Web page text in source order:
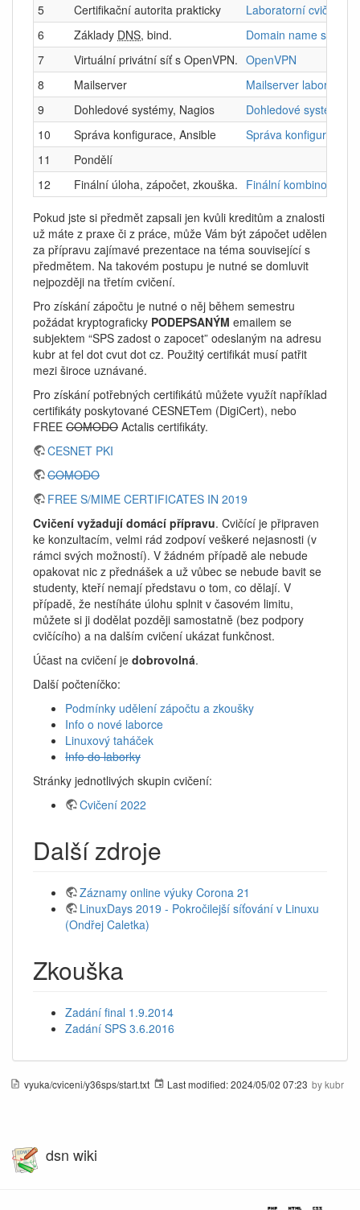
5
Certifikační autorita prakticky
Laboratorní cvičení:
6
Základy DNS, bind.
Domain name system
7
Virtuální privátní síť s OpenVPN. OpenVPN
8
Mailserver
Mailserver laboratoř
9
Dohledové systémy, Nagios
Dohledové systémy -
10
Správa konfigurace, Ansible
Správa konfigurace
11
Pondělí
12
Finální úloha, zápočet, zkouška. Finální kombinované
Pokud jste si předmět zapsali jen kvůli kreditům a znalosti
už máte z praxe či z práce, může Vám být zápočet udělen
za přípravu zajímavé prezentace na téma související s
předmětem. Na takovém postupu je nutné se domluvit
nejpozději na třetím cvičení.
Pro získání zápočtu je nutné o něj během semestru
požádat kryptograficky PODEPSANÝM emailem se
subjektem “SPS zadost o zapocet” odeslaným na adresu
kubr at fel dot cvut dot cz. Použitý certifikát musí patřit
mezi široce uznávané.
Pro získání potřebných certifikátů můžete využít například
certifikáty poskytované CESNETem (DigiCert), nebo
FREE COMODO Actalis certifikáty.
CESNET PKI
COMODO
FREE S/MIME CERTIFICATES IN 2019
Cvičení vyžadují domácí přípravu. Cvičící je připraven
ke konzultacím, velmi rád zodpoví veškeré nejasnosti (v
rámci svých možností). V žádném případě ale nebude
opakovat nic z přednášek a už vůbec se nebude bavit se
studenty, kteří nemají představu o tom, co dělají. V
případě, že nestíháte úlohu splnit v časovém limitu,
můžete si ji dodělat později samostatně (bez podpory
cvičícího) a na dalším cvičení ukázat funkčnost.
Účast na cvičení je dobrovolná.
Další počteníčko:
Podmínky udělení zápočtu a zkoušky
Info o nové laborce
Linuxový taháček
Info do laborky
Stránky jednotlivých skupin cvičení:
Cvičení 2022
Další zdroje
Záznamy online výuky Corona 21
LinuxDays 2019 - Pokročilejší síťování v Linuxu
(Ondřej Caletka)
Zkouška
Zadání final 1.9.2014
Zadání SPS 3.6.2016
vyuka/cviceni/y36sps/start.txt Last modified:2024/05/02 07:23 bykubr
dsn wiki